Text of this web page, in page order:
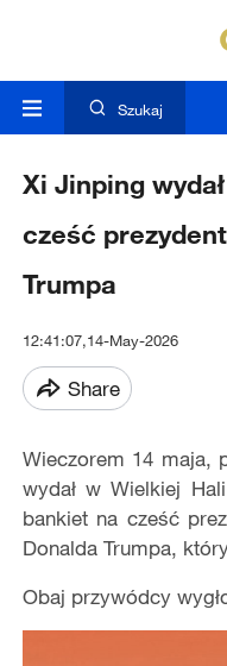
Szukaj
Xi Jinping
cześć
Trumpa
12:41:07,14-May-2026
Share
Wieczorem 14 maja,
wydał w Wielkiej
bankiet na cześć
Donalda Trumpa,
Obaj przywódcy